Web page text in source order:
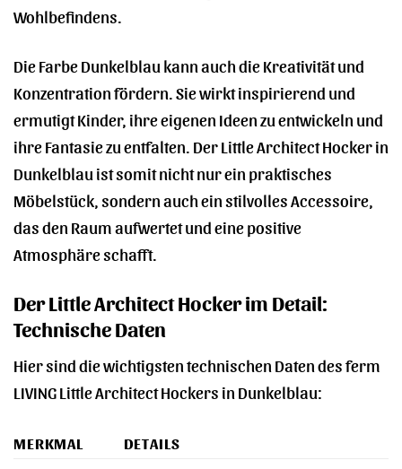
Wohlbefindens.
Die Farbe Dunkelblau kann auch die Kreativität und
Konzentration fördern. Sie wirkt inspirierend und
ermutigt Kinder, ihre eigenen Ideen zu entwickeln und
ihre Fantasie zu entfalten. Der Little Architect Hocker in
Dunkelblau ist somit nicht nur ein praktisches
Möbelstück, sondern auch ein stilvolles Accessoire,
das den Raum aufwertet und eine positive
Atmosphäre schafft.
Der Little Architect Hocker im Detail:
Technische Daten
Hier sind die wichtigsten technischen Daten des ferm
LIVING Little Architect Hockers in Dunkelblau:
MERKMAL
DETAILS